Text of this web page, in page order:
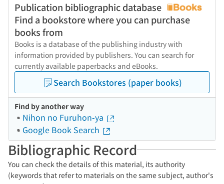
Publication bibliographic database
Find a bookstore where you can purchase
books from
Books is a database of the publishing industry with
information provided by publishers. You can search for
currently available paperbacks and eBooks.
Search Bookstores (paper books)
Find by another way
Nihon no Furuhon-ya
Google Book Search
Bibliographic Record
You can check the details of this material, its authority
(keywords that refer to materials on the same subject, author's